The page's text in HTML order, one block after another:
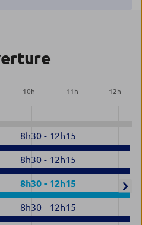
10h 11 h 12h
8h30- 12h15
8h30- 12h15
8h30- 12h15
8h30- 12h15